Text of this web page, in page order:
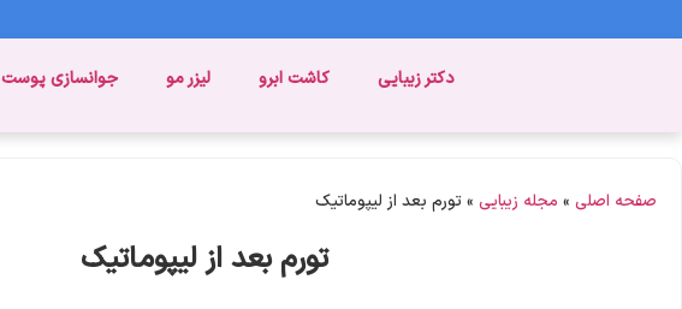
دکتر زیبایی کاشت ابرو لیزر مو جوانسازی پوست
صفحه اصلی » مجله زیبایی » تورم بعد از لیپوماتیک
تورم بعد از لیپوماتیک